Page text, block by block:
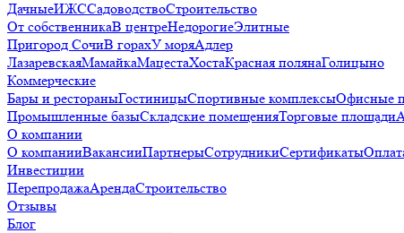
ДачныеИЖССадоводствоСтроительство
От собственникаВ центреНедорогиеЭлитные
Пригород СочиВ горахУ моряАдлер
ЛазаревскаяМамайкаМацестаХостаКрасная полянаГолицыно
Коммерческие
Бары и рестораныГостиницыСпортивные комплексыОфисные
Промышленные базыСкладские помещенияТорговые площади
О компании
О компанииВакансииПартнерыСотрудникиСертификаты
Инвестиции
ПерепродажаАрендаСтроительство
Отзывы
Блог